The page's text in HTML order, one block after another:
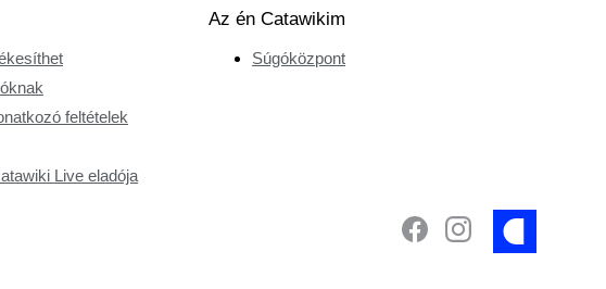
feltételek
Live eladója
Az én Catawikim
Súgóközpont